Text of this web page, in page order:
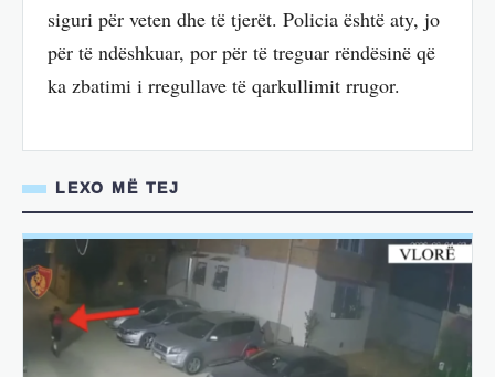
siguri për veten dhe të tjerët. Policia është aty, jo
për të ndëshkuar, por për të treguar rëndësinë që
ka zbatimi i rregullave të qarkullimit rrugor.
LEXO MË TEJ